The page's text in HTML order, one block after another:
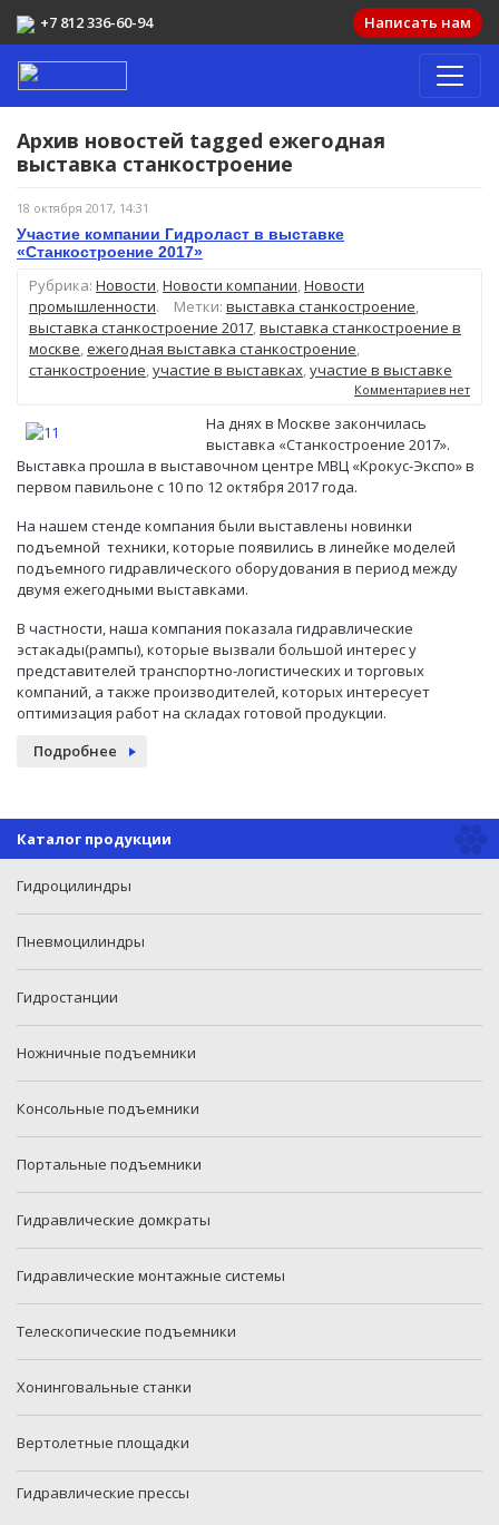
+7 812 336-60-94 Написать нам
Архив новостей tagged ежегодная
выставка станкостроение
18 октября 2017, 14:31
Участие компании Гидроласт в выставке
«Станкостроение 2017»
Рубрика: Новости,Новости компании,Новости
промышленности. Метки: выставка станкостроение,
выставка станкостроение 2017,выставка станкостроение в
москве,ежегодная выставка станкостроение,
станкостроение,участие в выставках,участие в выставке
Комментариев нет
На днях в Москве закончилась
выставка «Станкостроение 2017».
Выставка прошла в выставочном центре МВЦ «Крокус-Экспо» в
первом павильоне с 10 по 12 октября 2017 года.
На нашем стенде компания были выставлены новинки
подъемной техники, которые появились в линейке моделей
подъемного гидравлического оборудования в период между
двумя ежегодными выставками.
В частности, наша компания показала гидравлические
эстакады(рампы), которые вызвали большой интерес у
представителей транспортно-логистических и торговых
компаний, а также производителей, которых интересует
оптимизация работ на складах готовой продукции.
Подробнее
Каталог продукции
Гидроцилиндры
Пневмоцилиндры
Гидростанции
Ножничные подъемники
Консольные подъемники
Портальные подъемники
Гидравлические домкраты
Гидравлические монтажные системы
Телескопические подъемники
Хонинговальные станки
Вертолетные площадки
Гидравлические прессы